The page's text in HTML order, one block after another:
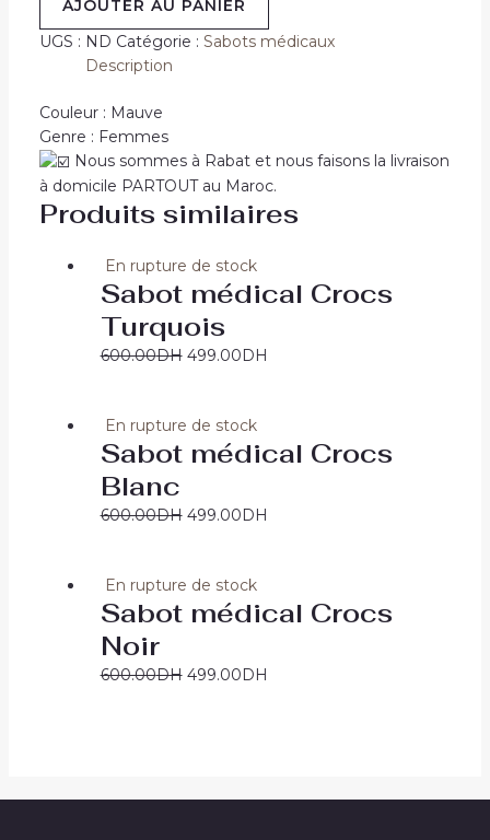
médical
Crocs
Mauve
AJOUTER AU PANIER
UGS : ND Catégorie : Sabots médicaux
Description
Couleur : Mauve
Genre : Femmes
Nous sommes à Rabat et nous faisons la livraison
à domicile PARTOUT au Maroc.
Produits similaires
En rupture de stock
Sabot médical Crocs
Turquois
600.00DH 499.00 DH
En rupture de stock
Sabot médical Crocs
Blanc
600.00DH 499.00 DH
En rupture de stock
Sabot médical Crocs
Noir
600.00DH 499.00 DH